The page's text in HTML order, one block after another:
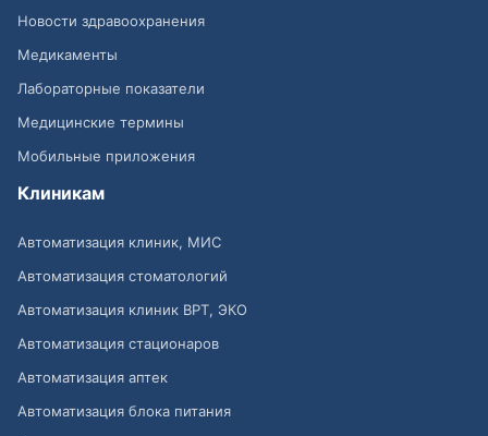
Новости здравоохранения
Медикаменты
Лабораторные показатели
Медицинские термины
Мобильные приложения
Клиникам
Автоматизация клиник, МИС
Автоматизация стоматологий
Автоматизация клиник ВРТ, ЭКО
Автоматизация стационаров
Автоматизация аптек
Автоматизация блока питания